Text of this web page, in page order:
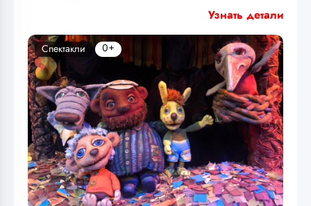
Узнать детали
Спектакли 0+